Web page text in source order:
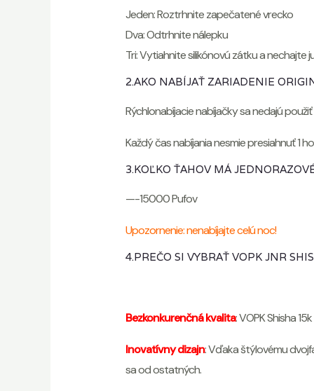
Jeden: Roztrhnite zapečatené vrecko
Dva: Odtrhnite nálepku
Tri: Vytiahnite silikónovú zátku a nechajte
2.AKO NABÍJAŤ ZARIADENIE
Rýchlonabíjacie nabíjačky sa nedajú
Každý čas nabíjania nesmie presiahnuť 1
3.KOĽKO ŤAHOV MÁ
—-15000 Pufov
Upozornenie: nenabíjajte celú noc!
4.PREČO SI VYBRAŤ VOPK JNR
Bezkonkurenčná kvalita: VOPK Shisha
Inovatívny dizajn: Vďaka štýlovému
sa od ostatných.